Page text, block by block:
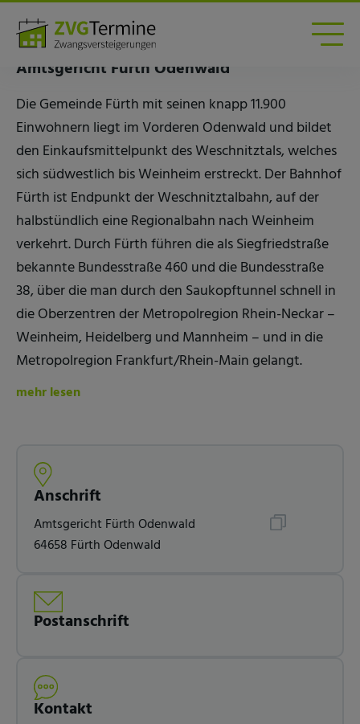
Zwangsversteigerungen am Amtsgericht Fürth
Odenwald
Amtsgericht Fürth Odenwald
Die Gemeinde Fürth mit seinen knapp 11.900
Einwohnern liegt im Vorderen Odenwald und bildet
den Einkaufsmittelpunkt des Weschnitztals, welches
sich südwestlich bis Weinheim erstreckt. Der Bahnhof
Fürth ist Endpunkt der Weschnitztalbahn, auf der
halbstündlich eine Regionalbahn nach Weinheim
verkehrt. Durch Fürth führen die als Siegfriedstraße
bekannte Bundesstraße 460 und die Bundesstraße
38, über die man durch den Saukopftunnel schnell in
die Oberzentren der Metropolregion Rhein-Neckar –
Weinheim, Heidelberg und Mannheim – und in die
Metropolregion Frankfurt/Rhein-Main gelangt.
mehr lesen
Anschrift
Amtsgericht Fürth Odenwald
64658 Fürth Odenwald
Postanschrift
Kontakt